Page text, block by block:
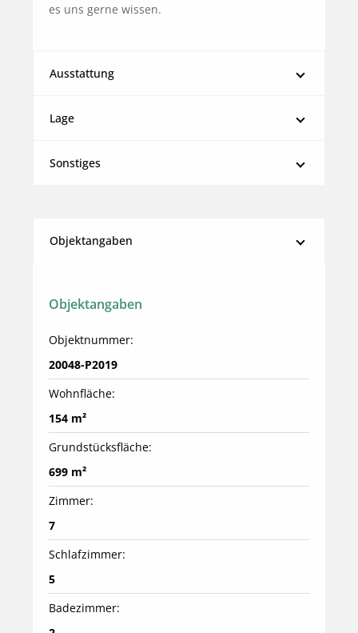
es uns gerne wissen.
Ausstattung
Lage
Sonstiges
Objektangaben
Objektangaben
Objektnummer:
20048-P2019
Wohnfläche:
154 m²
Grundstücksfläche:
699 m²
Zimmer:
7
Schlafzimmer:
5
Badezimmer: